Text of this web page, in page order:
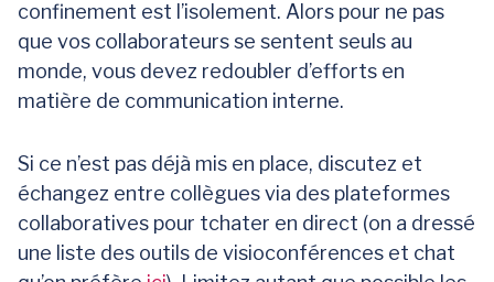
confinement est l’isolement. Alors pour ne pas
que vos collaborateurs se sentent seuls au
monde, vous devez redoubler d’efforts en
matière de communication interne.
Si ce n’est pas déjà mis en place, discutez et
échangez entre collègues via des plateformes
collaboratives pour tchater en direct (on a dressé
une liste des outils de visioconférences et chat